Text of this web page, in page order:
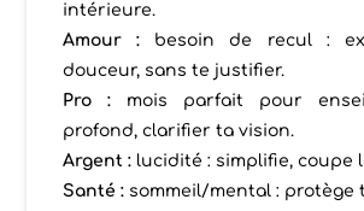
intérieure.
Amour : besoin de recul :
douceur, sans te justifier.
Pro : mois parfait pour
profond, clarifier ta vision.
Argent : lucidité : simplifie, coupe
Santé : sommeil/mental : protège